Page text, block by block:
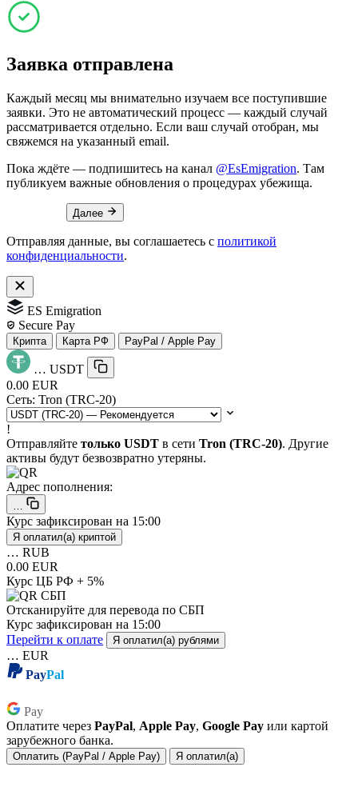
Заявка отправлена
Каждый месяц мы внимательно изучаем все поступившие
заявки. Это не автоматический процесс — каждый случай
рассматривается отдельно. Если ваш случай отобран, мы
свяжемся на указанный email.
Пока ждёте — подпишитесь на канал @EsEmigration. Там
публикуем важные обновления о процедурах убежища.
Далее
Отправляя данные, вы соглашаетесь с политикой
конфиденциальности.
ES Emigration
Secure Pay
Крипта Карта РФ PayPal / Apple Pay
… USDT
0.00 EUR
Сеть: Tron (TRC-20)
!
Отправляйте только USDT в сети Tron (TRC-20). Другие
активы будут безвозвратно утеряны.
Адрес пополнения:
…
Курс зафиксирован на 15:00
Я оплатил(а) криптой
… RUB
0.00 EUR
Курс ЦБ РФ + 5%
Отсканируйте для перевода по СБП
Курс зафиксирован на 15:00
Перейти к оплате
Я оплатил(а) рублями
… EUR
PayPal
Pay
Оплатите через PayPal, Apple Pay, Google Pay или картой
зарубежного банка.
Оплатить (PayPal / Apple Pay) Я оплатил(а)